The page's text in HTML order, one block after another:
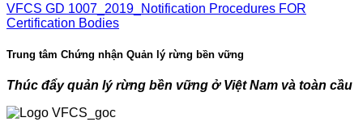
VFCS GD 1007_2019_Notification Procedures FOR
Certification Bodies
Trung tâm Chứng nhận Quản lý rừng bền vững
Thúc đẩy quản lý rừng bền vững ở Việt Nam và toàn cầu